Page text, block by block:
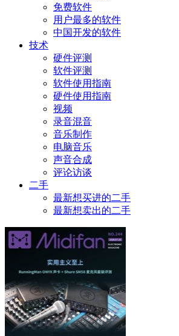
免费软件
用户最多的软件
中国开发的软件
技术
硬件评测
软件评测
软件使用指南
硬件使用指南
视频
录音混音
音乐制作
电脑音乐
声音合成
评论访谈
二手
最新想买进的二手
最新想卖出的二手